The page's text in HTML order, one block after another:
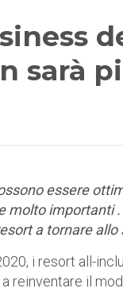
sarà
essere
molto importanti
a tornare
i resort all-
reinventare il